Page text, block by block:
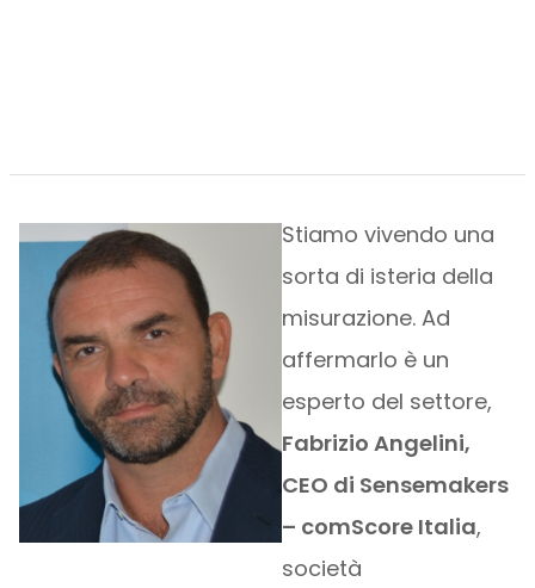
Stiamo vivendo una
sorta di isteria della
misurazione. Ad
affermarlo è un
esperto del settore,
Fabrizio Angelini,
CEO di Sensemakers
– comScore Italia,
società